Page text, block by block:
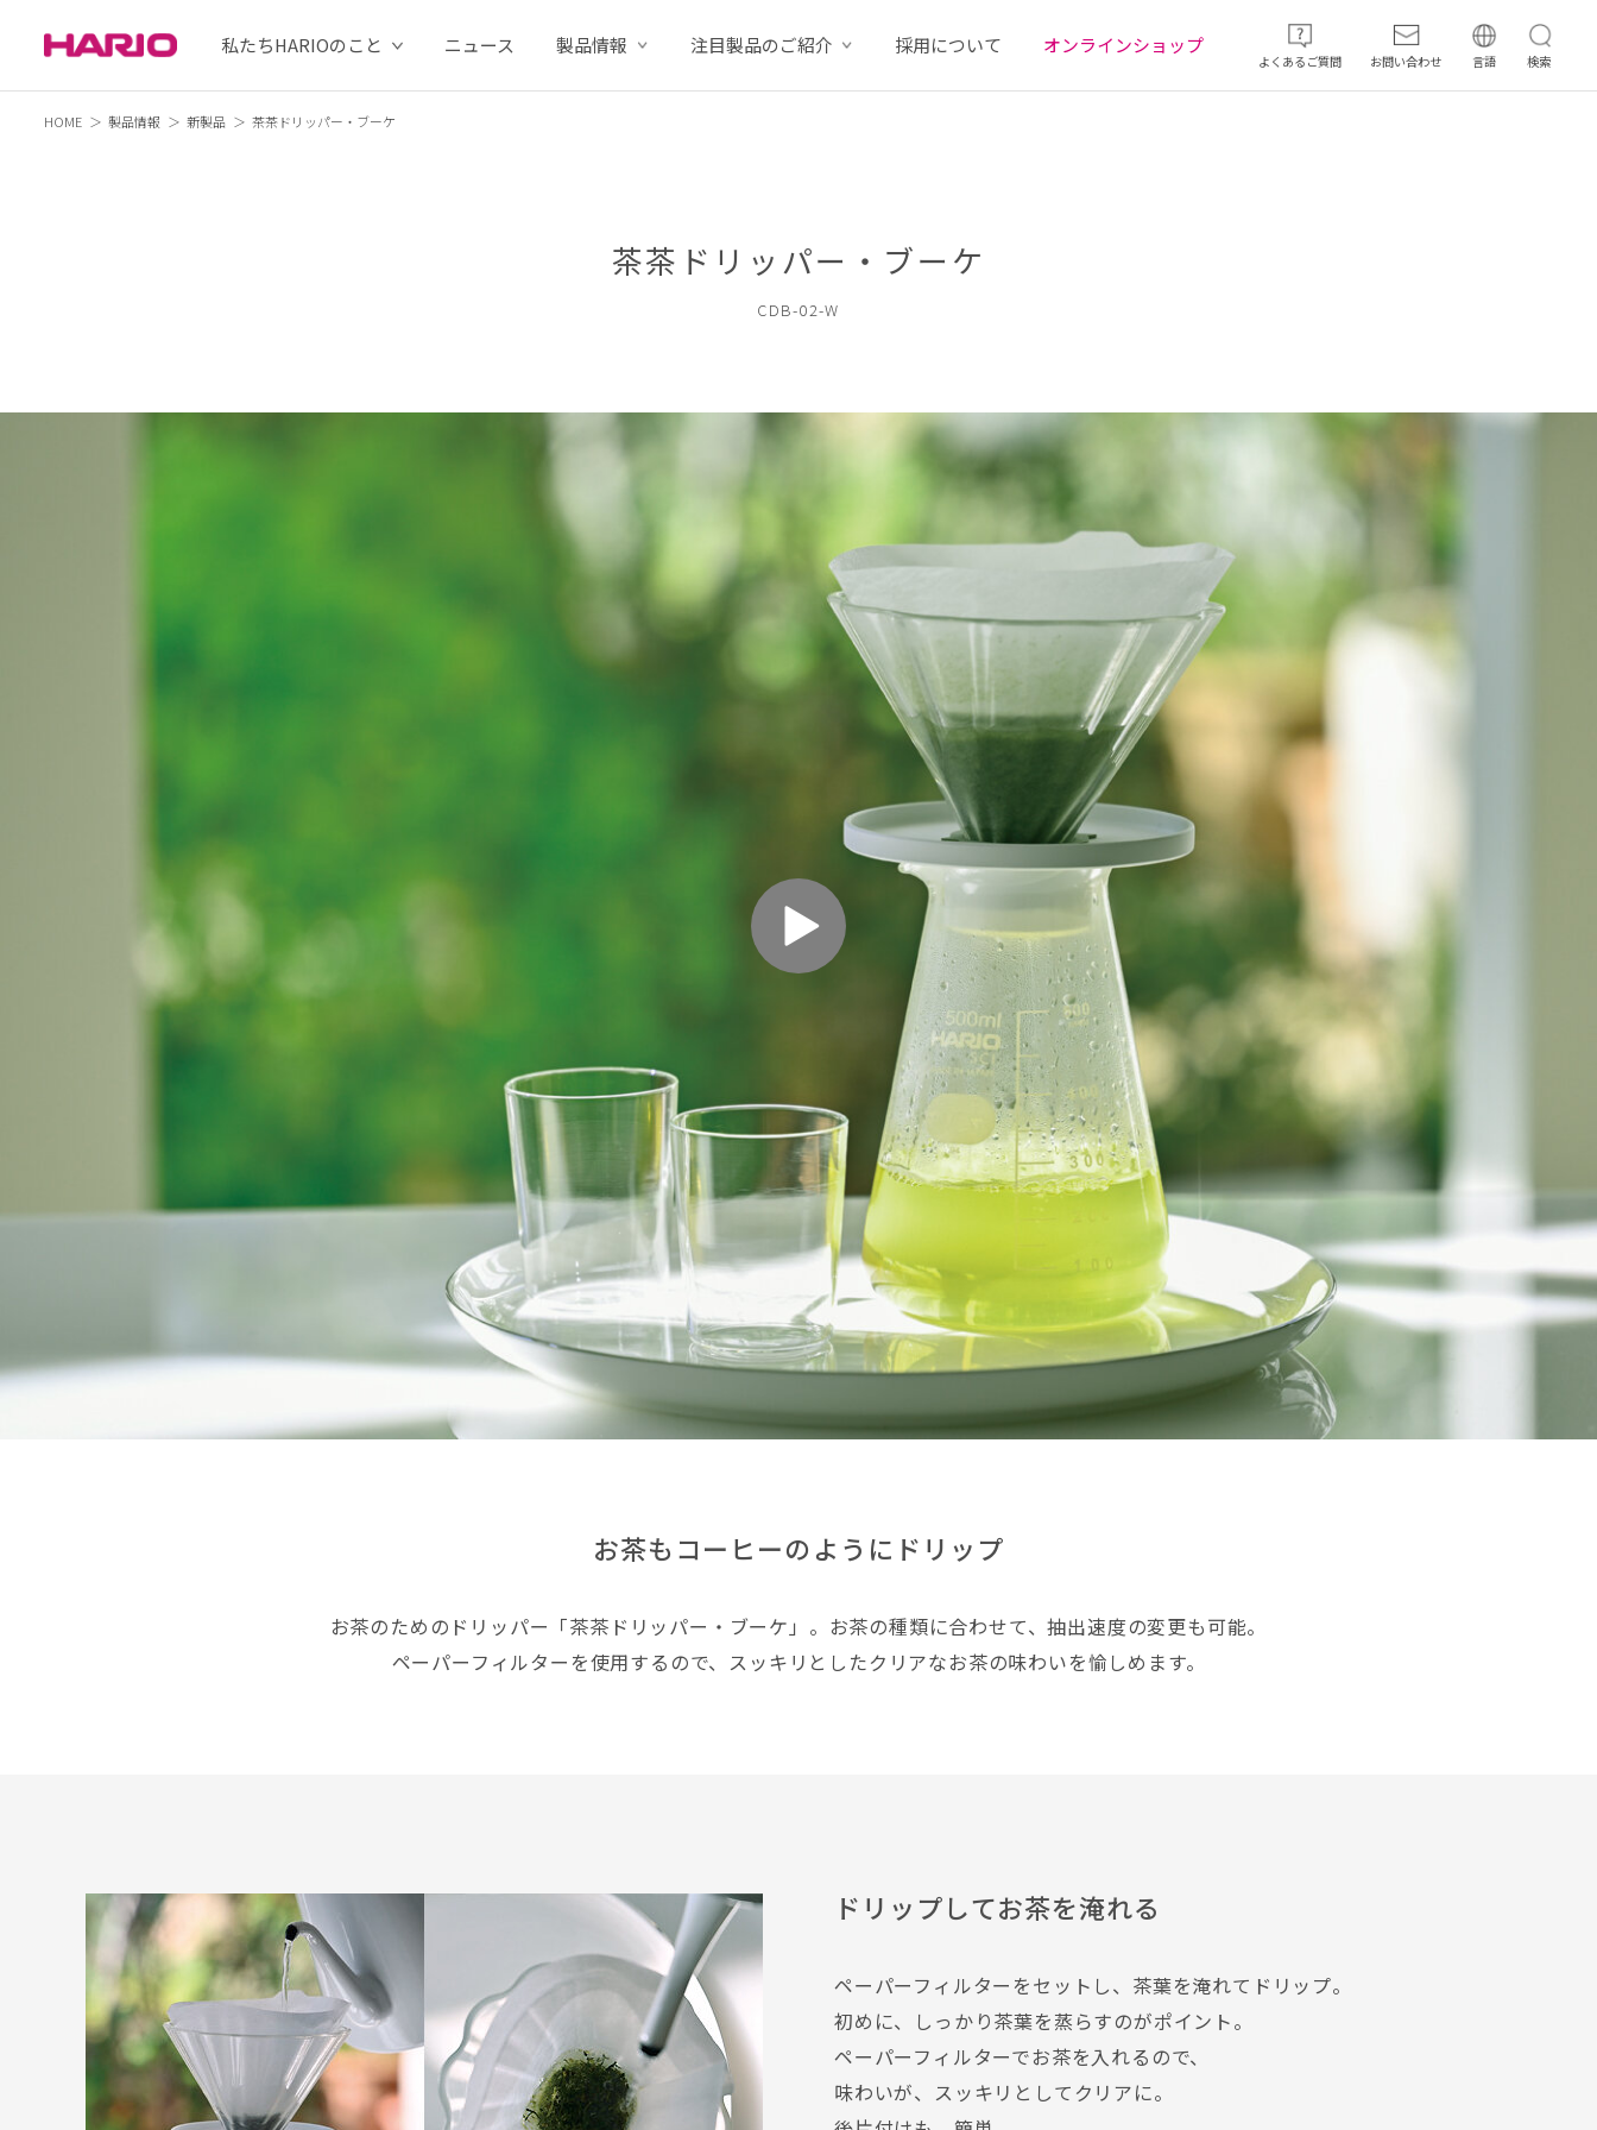
私たちHARIOのこと ニュース 製品情報 注目製品のご紹介 採用について オンラインショップ
よくあるご質問 お問い合わせ 言語 検索
HOME 製品情報 新製品 茶茶ドリッパー・ブーケ
茶茶ドリッパー・ブーケ
CDB-02-W
お茶もコーヒーのようにドリップ
お茶のためのドリッパー「茶茶ドリッパー・ブーケ」。お茶の種類に合わせて、抽出速度の変更も可能。
ペーパーフィルターを使用するので、スッキリとしたクリアなお茶の味わいを愉しめます。
ドリップしてお茶を淹れる
ペーパーフィルターをセットし、茶葉を淹れてドリップ。
初めに、しっかり茶葉を蒸らすのがポイント。
ペーパーフィルターでお茶を入れるので、
味わいが、スッキリとしてクリアに。